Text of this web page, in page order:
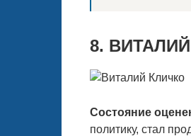
8.
Состояние
политику, стал